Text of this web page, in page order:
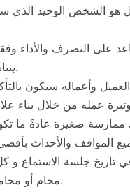
هو الشخص الوحيد الذي
على التصرف والأداء
يتناسب مع حاجة العميل ويفيده.
وأعماله سيكون
المواقف والأحداث
جلسة الاستماع و
محام أو محامي تعكس السلوك المتجاوب.